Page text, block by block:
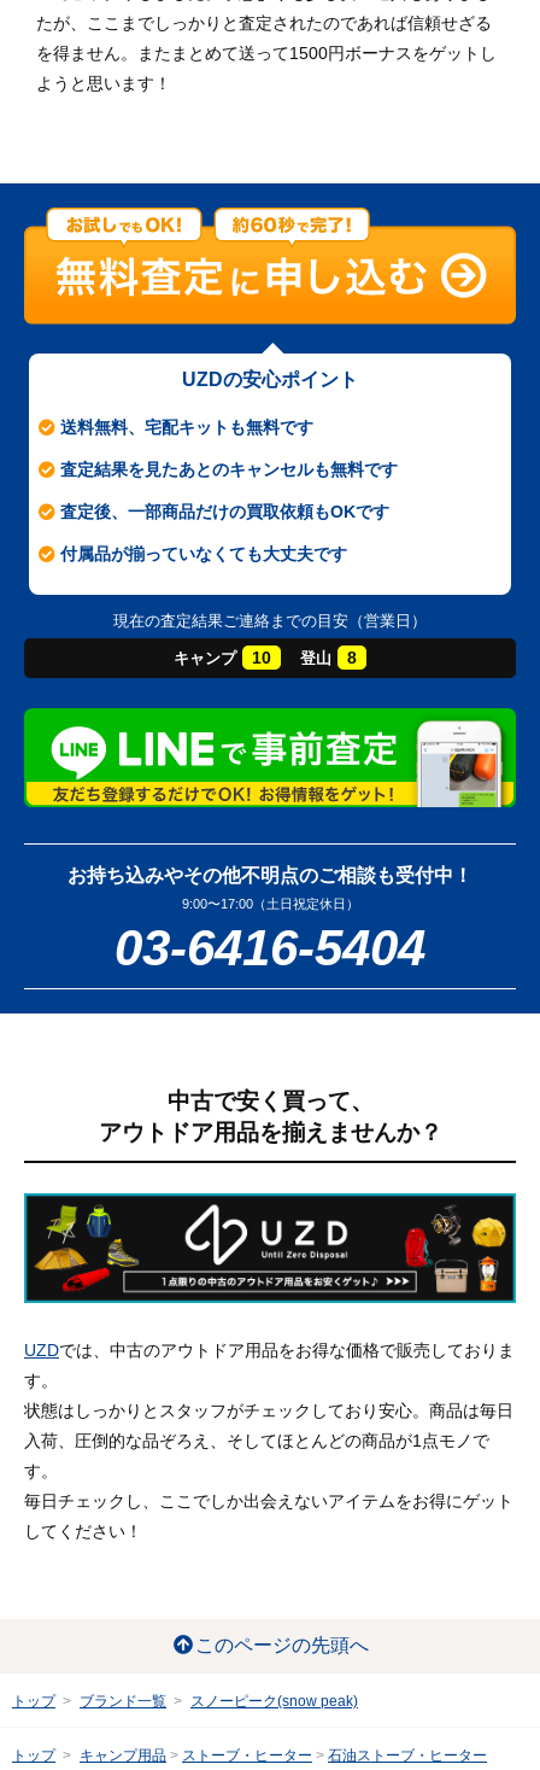
たが、ここまでしっかりと査定されたのであれば信頼せざる
を得ません。またまとめて送って1500円ボーナスをゲットし
ようと思います！
UZDの安心ポイント
送料無料、宅配キットも無料です
査定結果を見たあとのキャンセルも無料です
査定後、一部商品だけの買取依頼もOKです
付属品が揃っていなくても大丈夫です
現在の査定結果ご連絡までの目安（営業日）
キャンプ 10 登山 8
お持ち込みやその他不明点のご相談も受付中！
9:00〜17:00（土日祝定休日）
03-6416-5404
中古で安く買って、
アウトドア用品を揃えませんか？
UZDでは、中古のアウトドア用品をお得な価格で販売しておりま
す。
状態はしっかりとスタッフがチェックしており安心。商品は毎日
入荷、圧倒的な品ぞろえ、そしてほとんどの商品が1点モノで
す。
毎日チェックし、ここでしか出会えないアイテムをお得にゲット
してください！
このページの先頭へ
トップ ブランド一覧 スノーピーク(snow peak)
トップ キャンプ用品 ストーブ・ヒーター 石油ストーブ・ヒーター